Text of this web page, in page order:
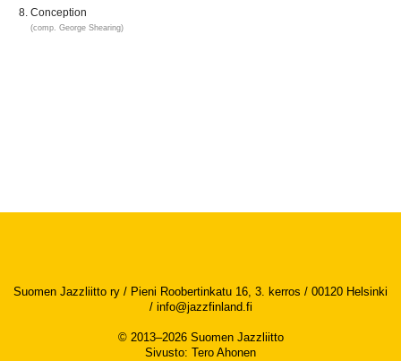
Conception
(comp. George Shearing)
Suomen Jazzliitto ry / Pieni Roobertinkatu 16, 3. kerros / 00120 Helsinki
/ info@jazzfinland.fi
© 2013–2026 Suomen Jazzliitto
Sivusto: Tero Ahonen